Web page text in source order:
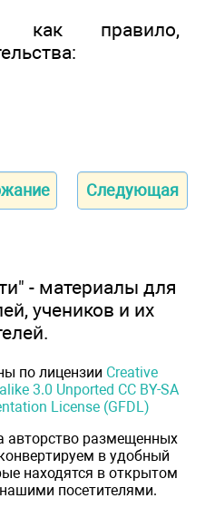
как правило,
Следующая
- материалы для
учеников и их
по лицензии Creative
3.0 Unported CC BY-SA
License (GFDL)
авторство размещенных
в удобный
находятся в открытом
посетителями.